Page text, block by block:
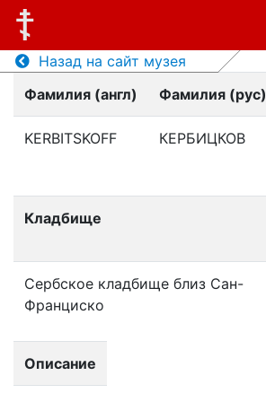
Назад на сайт музея
Фамилия (англ)
Фамилия (рус)
KERBITSKOFF КЕРБИЦКОВ
Кладбище
Сербское кладбище близ Сан-
Франциско
Описание